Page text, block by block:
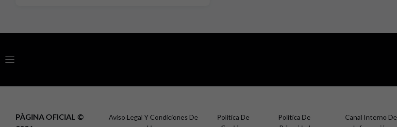
Aviso Legal Y Condiciones De
Política De
Política De
Canal Interno De
PÀGINA OFICIAL ©